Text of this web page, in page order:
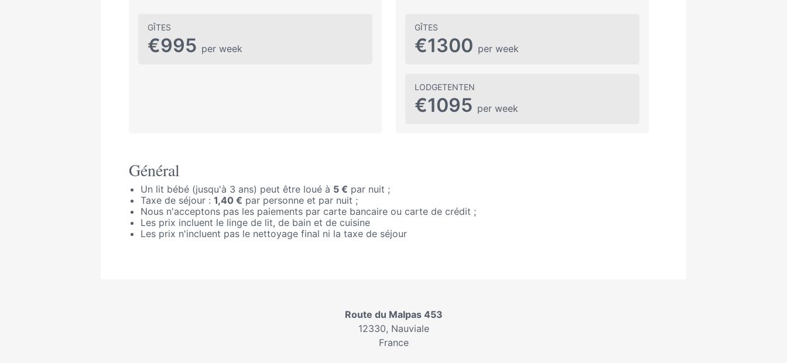
GÎTES
€995 per week
GÎTES
€1300 per week
LODGETENTEN
€1095 per week
Général
Un lit bébé (jusqu'à 3 ans) peut être loué à 5 € par nuit ;
Taxe de séjour : 1,40 € par personne et par nuit ;
Nous n'acceptons pas les paiements par carte bancaire ou carte de crédit ;
Les prix incluent le linge de lit, de bain et de cuisine
Les prix n'incluent pas le nettoyage final ni la taxe de séjour
Route du Malpas 453
12330, Nauviale
France